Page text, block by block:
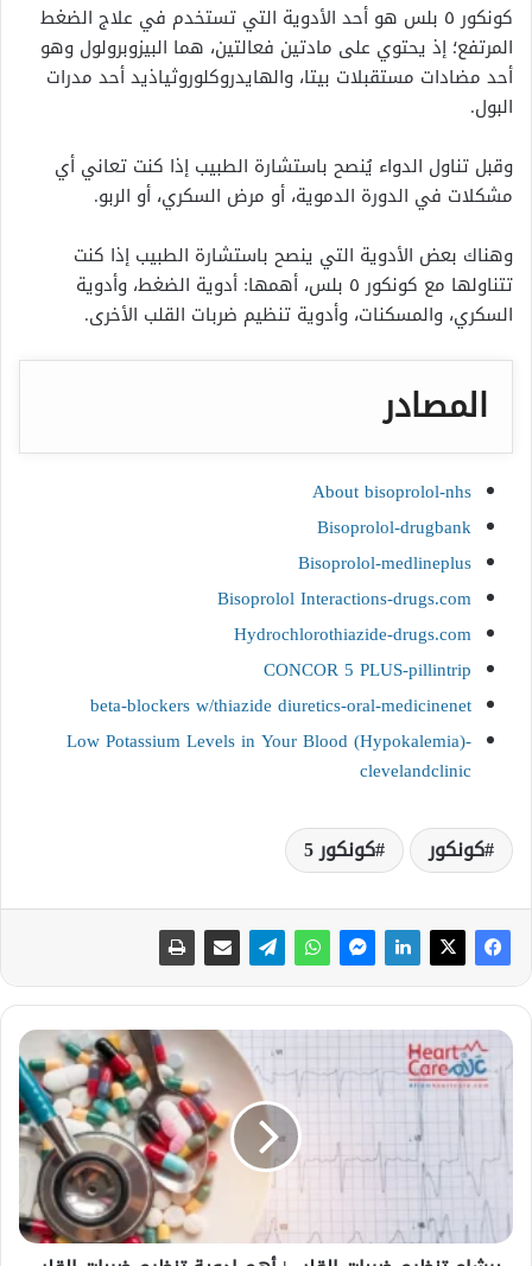
كونكور ٥ بلس
هو أحد الأدوية التي تستخدم في علاج الضغط
المرتفع؛ إذ يحتوي على مادتين فعالتين، هما البيزوبرولول وهو
أحد مضادات مستقبلات بيتا، والهايدروكلوروثياذيد أحد مدرات
البول.
وقبل تناول الدواء يُنصح باستشارة الطبيب إذا كنت تعاني أي
مشكلات في الدورة الدموية، أو مرض السكري، أو الربو.
وهناك بعض الأدوية التي ينصح باستشارة الطبيب إذا كنت
تتناولها مع
كونكور ٥ بلس، أهمها: أدوية الضغط، وأدوية
السكري، والمسكنات، وأدوية تنظيم ضربات القلب الأخرى.
المصادر
About bisoprolol-nhs
Bisoprolol-drugbank
Bisoprolol-medlineplus
Bisoprolol Interactions-drugs.com
Hydrochlorothiazide-drugs.com
CONCOR 5 PLUS-pillintrip
beta-blockers w/thiazide diuretics-oral-medicinenet
Low Potassium Levels in Your Blood (Hypokalemia)-
clevelandclinic
كونكور كونكور 5
ب
ر
ش
م
ت
ظ
ي